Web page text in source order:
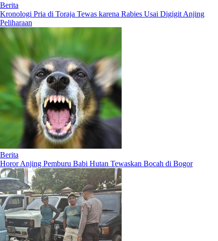
Berita
Kronologi Pria di Toraja Tewas karena Rabies Usai Digigit Anjing
Peliharaan
Berita
Horor Anjing Pemburu Babi Hutan Tewaskan Bocah di Bogor